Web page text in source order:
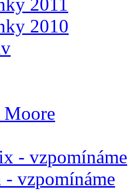
2010
- vzpomínáme
- vzpomínáme